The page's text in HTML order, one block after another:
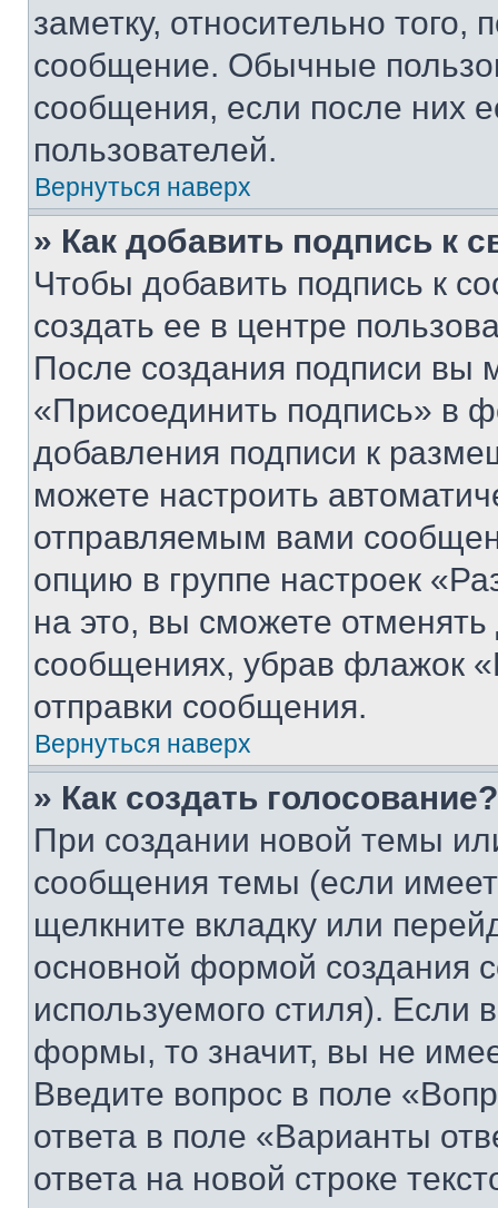
заметку, относительно
сообщение. Обычные
сообщения, если после них
пользователей.
Вернуться наверх
» Как добавить подпись к
Чтобы добавить подпись к
создать ее в центре
После создания подписи вы
«Присоединить подпись» в
добавления подписи к
можете настроить
отправляемым вами
опцию в группе настроек
на это, вы сможете
сообщениях, убрав флажок
отправки сообщения.
Вернуться наверх
» Как создать голосование?
При создании новой темы
сообщения темы (если
щелкните вкладку или
основной формой создания
используемого стиля). Если
формы, то значит, вы не
Введите вопрос в поле
ответа в поле «Варианты
ответа на новой строке